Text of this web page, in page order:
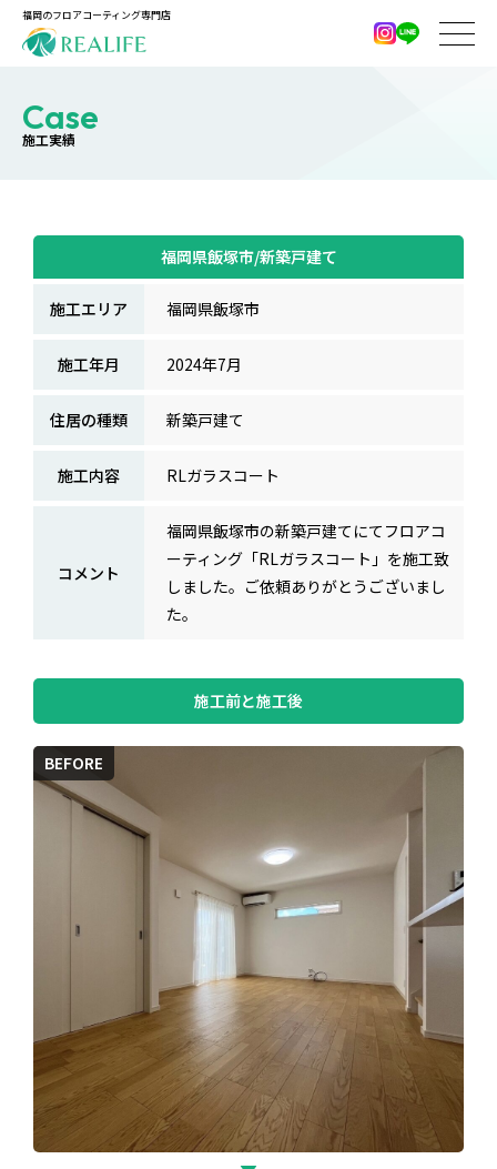
福岡のフロアコーティング専門店
施工実績
Case
福岡県飯塚市/新築戸建て
施工エリア 福岡県飯塚市
施工年月 2024年7月
住居の種類 新築戸建て
施工内容 RLガラスコート
コメント
福岡県飯塚市の新築戸建てにてフロアコ
ーティング「RLガラスコート」を施工致
しました。ご依頼ありがとうございまし
た。
施工前と施工後
BEFORE